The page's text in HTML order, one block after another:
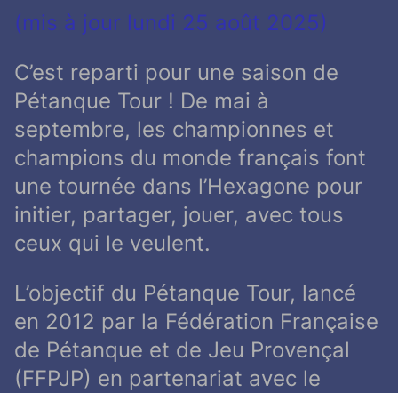
(mis à jour lundi 25 août 2025)
C’est reparti pour une saison de
Pétanque Tour ! De mai à
septembre, les championnes et
champions du monde français font
une tournée dans l’Hexagone pour
initier, partager, jouer, avec tous
ceux qui le veulent.
L’objectif du Pétanque Tour, lancé
en 2012 par la Fédération Française
de Pétanque et de Jeu Provençal
(FFPJP) en partenariat avec le